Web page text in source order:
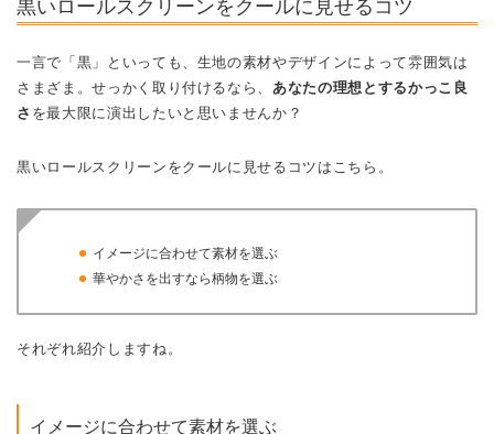
黒いロールスクリーンをクールに見せるコツ
一言で「黒」といっても、生地の素材やデザインによって雰囲気は
さまざま。せっかく取り付けるなら、あなたの理想とするかっこ良
さ を最大限に演出したいと思いませんか？
黒いロールスクリーンをクールに見せるコツはこちら。
イメージに合わせて素材を選ぶ
華やかさを出すなら柄物を選ぶ
それぞれ紹介しますね。
イメージに合わせて素材を選ぶ